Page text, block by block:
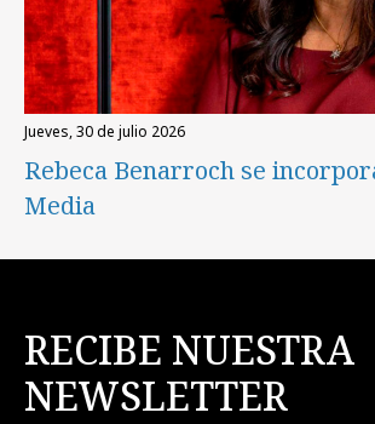
jueves, 30 de julio 2026
Rebeca Benarroch se
Media
RECIBE NUESTRA
NEWSLETTER